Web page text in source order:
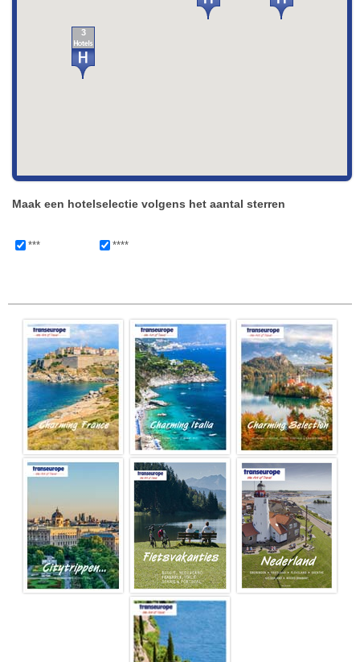
3
Maak een hotelselectie volgens het aantal sterren
*** ****